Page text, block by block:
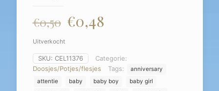
€0,50 Oorspronkelijke
prijs
was:
€0,50.
€0,48Huidige
€0,48.
Uitverkocht
SKU: CEL11376
Categorie:
Doosjes/Potjes/flesjes
Tags:
anniversary
attentie
baby baby boy
baby girl